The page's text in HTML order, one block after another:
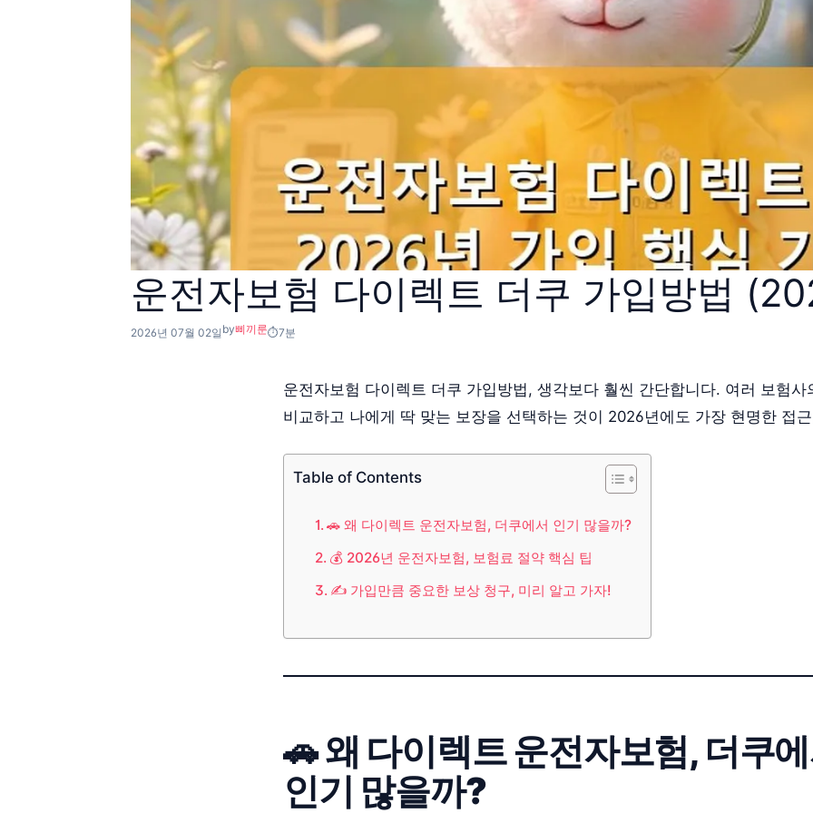
운전자보험 다이렉트 더쿠 가입방법
2026년 07월 02일 by삐끼룬 7분
운전자보험 다이렉트 더쿠 가입방법, 생각보다 훨씬 간단합니다. 여러 보험사
비교하고 나에게 딱 맞는 보장을 선택하는 것이 2026년에도 가장 현명한 접
Table of Contents
🚗 왜 다이렉트 운전자보험, 더쿠에서 인기 많을까?
💰 2026년 운전자보험, 보험료 절약 핵심 팁
✍️ 가입만큼 중요한 보상 청구, 미리 알고 가자!
🚗 왜 다이렉트 운전자보험, 더쿠
인기 많을까?